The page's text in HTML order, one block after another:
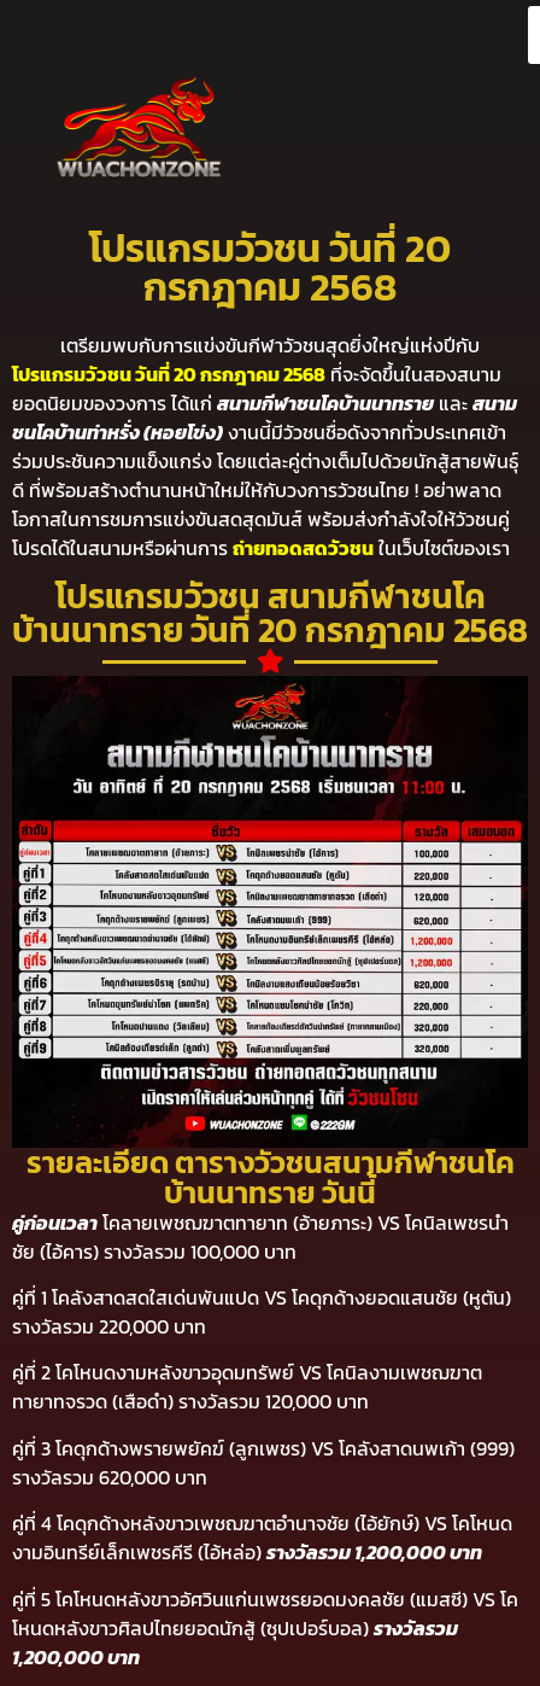
โปรแกรมวัวชน วันที่ 20
กรกฎาคม 2568
เตรียมพบกับการแข่งขันกีฬาวัวชนสุดยิ่งใหญ่แห่งปีกับ
โปรแกรมวัวชน วันที่ 20 กรกฎาคม 2568 ที่จะจัดขึ้นในสองสนาม
ยอดนิยมของวงการ ได้แก่ สนามกีฬาชนโคบ้านนาทรายและสนาม
ชนโคบ้านท่าหรั่ง (หอยโข่ง)งานนี้มีวัวชนชื่อดังจากทั่วประเทศเข้า
ร่วมประชันความแข็งแกร่ง โดยแต่ละคู่ต่างเต็มไปด้วยนักสู้สายพันธุ์
ดี ที่พร้อมสร้างตำนานหน้าใหม่ให้กับวงการวัวชนไทย ! อย่าพลาด
โอกาสในการชมการแข่งขันสดสุดมันส์ พร้อมส่งกำลังใจให้วัวชนคู่
โปรดได้ในสนามหรือผ่านการถ่ายทอดสดวัวชนในเว็บไซต์ของเรา
โปรแกรมวัวชน สนามกีฬาชนโค
บ้านนาทราย วันที่ 20 กรกฎาคม 2568
รายละเอียด ตารางวัวชนสนามกีฬาชนโค
บ้านนาทราย วันนี้
คู่ก่อนเวลาโคลายเพชฌฆาตทายาท (อ้ายภาระ) VS โคนิลเพชรนำ
ชัย (ไอ้คาร) รางวัลรวม 100,000 บาท
คู่ที่ 1 โคลังสาดสดใสเด่นพันแปด VS โคดุกด้างยอดแสนชัย (หูตัน)
รางวัลรวม 220,000 บาท
คู่ที่ 2 โคโหนดงามหลังขาวอุดมทรัพย์ VS โคนิลงามเพชฌฆาต
ทายาทจรวด (เสือดำ) รางวัลรวม 120,000 บาท
คู่ที่ 3 โคดุกด้างพรายพยัคฆ์ (ลูกเพชร) VS โคลังสาดนพเก้า (999)
รางวัลรวม 620,000 บาท
คู่ที่ 4 โคดุกด้างหลังขาวเพชฌฆาตอำนาจชัย (ไอ้ยักษ์) VS โคโหนด
งามอินทรีย์เล็กเพชรคีรี (ไอ้หล่อ)รางวัลรวม 1,200,000 บาท
คู่ที่ 5 โคโหนดหลังขาวอัศวินแก่นเพชรยอดมงคลชัย (แมสซี) VS โค
โหนดหลังขาวศิลปไทยยอดนักสู้ (ซุปเปอร์บอล)รางวัลรวม
1,200,000 บาท